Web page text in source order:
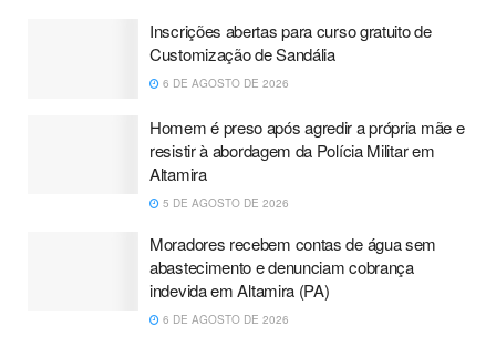
Inscrições abertas para curso gratuito de
Customização de Sandália
6 DE AGOSTO DE 2026
Homem é preso após agredir a própria mãe e
resistir à abordagem da Polícia Militar em
Altamira
5 DE AGOSTO DE 2026
Moradores recebem contas de água sem
abastecimento e denunciam cobrança
indevida em Altamira (PA)
6 DE AGOSTO DE 2026